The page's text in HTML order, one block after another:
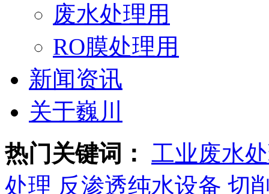
废水处理用
RO膜处理用
新闻资讯
关于巍川
热门关键词： 工业废水
处理 反渗透纯水设备 切